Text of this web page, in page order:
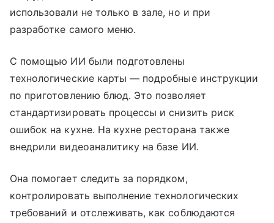
использовали не только в зале, но и при
разработке самого меню.
С помощью ИИ были подготовлены
технологические карты — подробные инструкции
по приготовлению блюд. Это позволяет
стандартизировать процессы и снизить риск
ошибок на кухне. На кухне ресторана также
внедрили видеоаналитику на базе ИИ.
Она помогает следить за порядком,
контролировать выполнение технологических
требований и отслеживать, как соблюдаются